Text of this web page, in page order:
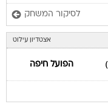
לסיקור המשחק
אצטדיון עילוט
הפועל חיפה